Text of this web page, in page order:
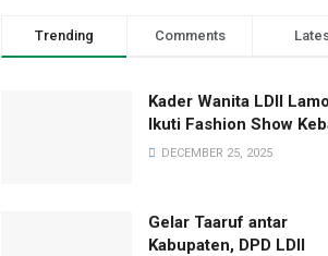
Trending Comments
Kader Wanita LDII
Ikuti Fashion Show
DECEMBER 25, 2025
Gelar Taaruf antar
Kabupaten, DPD LDII